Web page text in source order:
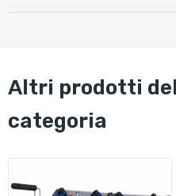
altri prodotti della stessa
categoria